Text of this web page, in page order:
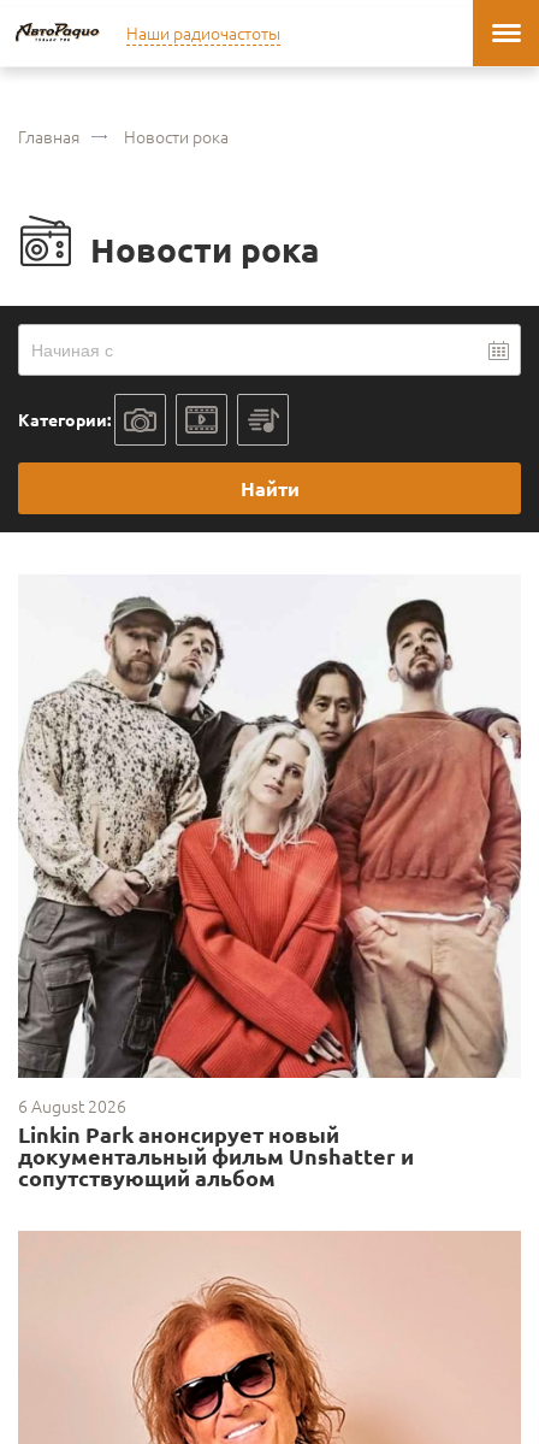
Наши радиочастоты
Главная Новости рока
Новости рока
Категории:
Найти
6 August 2026
Linkin Park анонсирует новый
документальный фильм Unshatter и
сопутствующий альбом